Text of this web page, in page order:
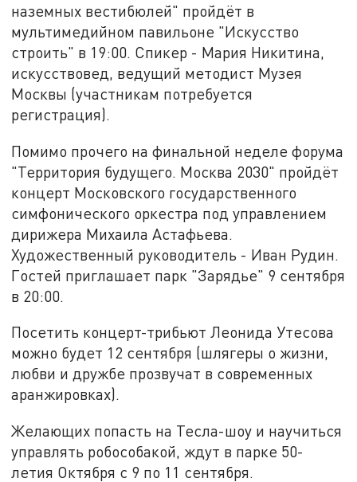
наземных вестибюлей" пройдёт в
мультимедийном павильоне "Искусство
строить" в 19:00. Спикер - Мария Никитина,
искусствовед, ведущий методист Музея
Москвы (участникам потребуется
регистрация).
Помимо прочего на финальной неделе форума
"Территория будущего. Москва 2030" пройдёт
концерт Московского государственного
симфонического оркестра под управлением
дирижера Михаила Астафьева.
Художественный руководитель - Иван Рудин.
Гостей приглашает парк "Зарядье" 9 сентября
в 20:00.
Посетить концерт-трибьют Леонида Утесова
можно будет 12 сентября (шлягеры о жизни,
любви и дружбе прозвучат в современных
аранжировках).
Желающих попасть на Тесла-шоу и научиться
управлять робособакой, ждут в парке 50-
летия Октября с 9 по 11 сентября.